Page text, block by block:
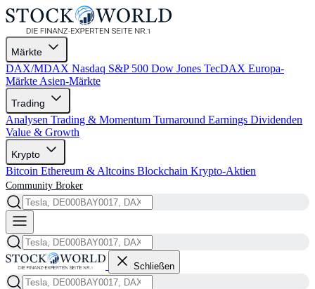
Märkte
DAX/MDAX Nasdaq S&P 500 Dow Jones TecDAX Europa-
Märkte Asien-Märkte
Trading
Analysen Trading & Momentum Turnaround Earnings Dividenden
Value & Growth
Krypto
Bitcoin Ethereum & Altcoins Blockchain Krypto-Aktien
Community Broker
Schließen